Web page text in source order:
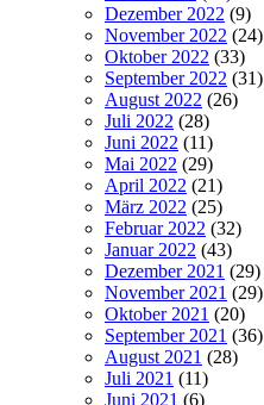
Dezember 2022 (9)
November 2022 (24)
Oktober 2022 (33)
September 2022 (31)
August 2022 (26)
Juli 2022 (28)
Juni 2022 (11)
Mai 2022 (29)
April 2022 (21)
März 2022 (25)
Februar 2022 (32)
Januar 2022 (43)
Dezember 2021 (29)
November 2021 (29)
Oktober 2021 (20)
September 2021 (36)
August 2021 (28)
Juli 2021 (11)
Juni 2021 (6)